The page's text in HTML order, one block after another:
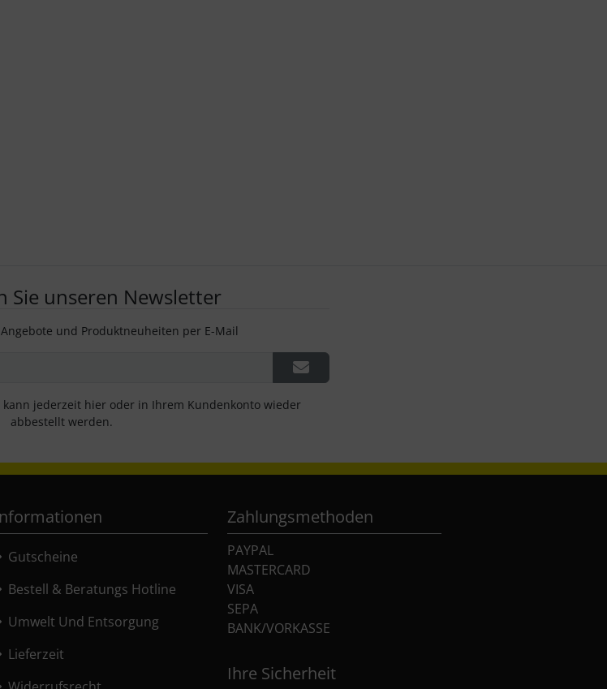
Sie unseren Newsletter
und Produktneuheiten per E-Mail
jederzeit hier oder in Ihrem Kundenkonto wieder
abbestellt werden.
Gutscheine
Bestell & Beratungs Hotline
Umwelt Und Entsorgung
Lieferzeit
Zahlungsmethoden
PAYPAL
MASTERCARD
VISA
SEPA
BANK/VORKASSE
Ihre Sicherheit